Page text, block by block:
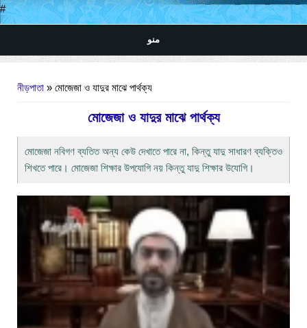
#
منو
নীড়পাতা » মোজেজা ও যাদুর মাঝে পার্থক্য
মোজেজা ও যাদুর মাঝে পার্থক্য
মোজেজা নবিগণ ব্যতিত অন্য কেউ দেখাতে পারে না, কিন্তু যাদু সাধারণ ব্যক্তিও
শিখতে পারে। মোজেজা শিক্ষার উপযোগি নয় কিন্তু যাদু শিক্ষার উযোগি।